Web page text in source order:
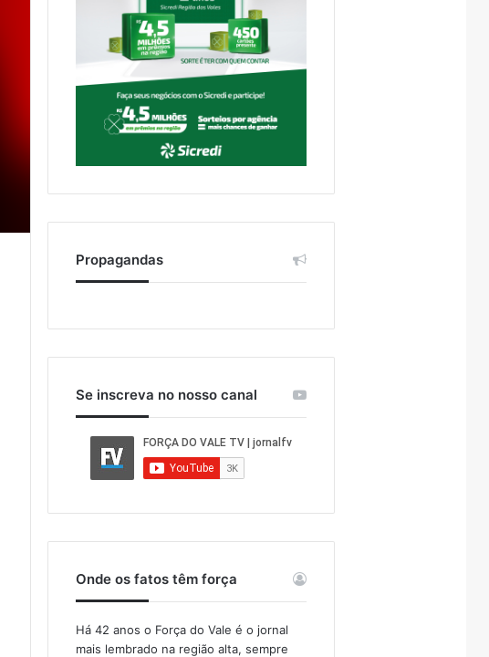
Propagandas
Se inscreva no nosso canal
Onde os fatos têm força
Há 42 anos o Força do Vale é o jornal
mais lembrado na região alta, sempre